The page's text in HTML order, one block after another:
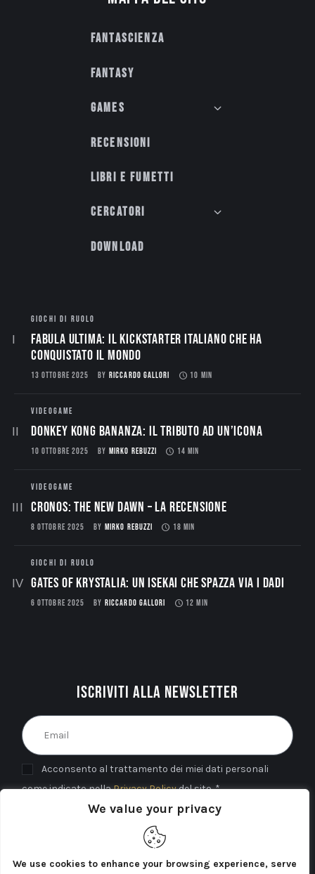
We value your privacy
We use cookies to enhance your browsing experience, serve
Fantascienza
Fantasy
Games
Recensioni
Libri e fumetti
Cercatori
Download
GIOCHI DI RUOLO
Fabula Ultima: il Kickstarter italiano che ha
conquistato il mondo
13 OTTOBRE 2025 BY RICCARDO GALLORI 10 MIN
VIDEOGAME
Donkey Kong Bananza: Il Tributo ad un’Icona
10 OTTOBRE 2025 BY MIRKO REBUZZI 14 MIN
VIDEOGAME
CRONOS: THE NEW DAWN – La Recensione
8 OTTOBRE 2025 BY MIRKO REBUZZI 18 MIN
GIOCHI DI RUOLO
Gates of Krystalia: Un Isekai che spazza via i dadi
6 OTTOBRE 2025 BY RICCARDO GALLORI 12 MIN
Iscriviti alla newsletter
Acconsento al trattamento dei miei dati personali
come indicato nellaPrivacy Policydel sito. *
INVIA